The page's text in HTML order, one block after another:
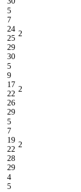
5
7
24
25
29
30
2
5
9
17
22
26
29
2
5
7
19
22
28
29
2
4
5